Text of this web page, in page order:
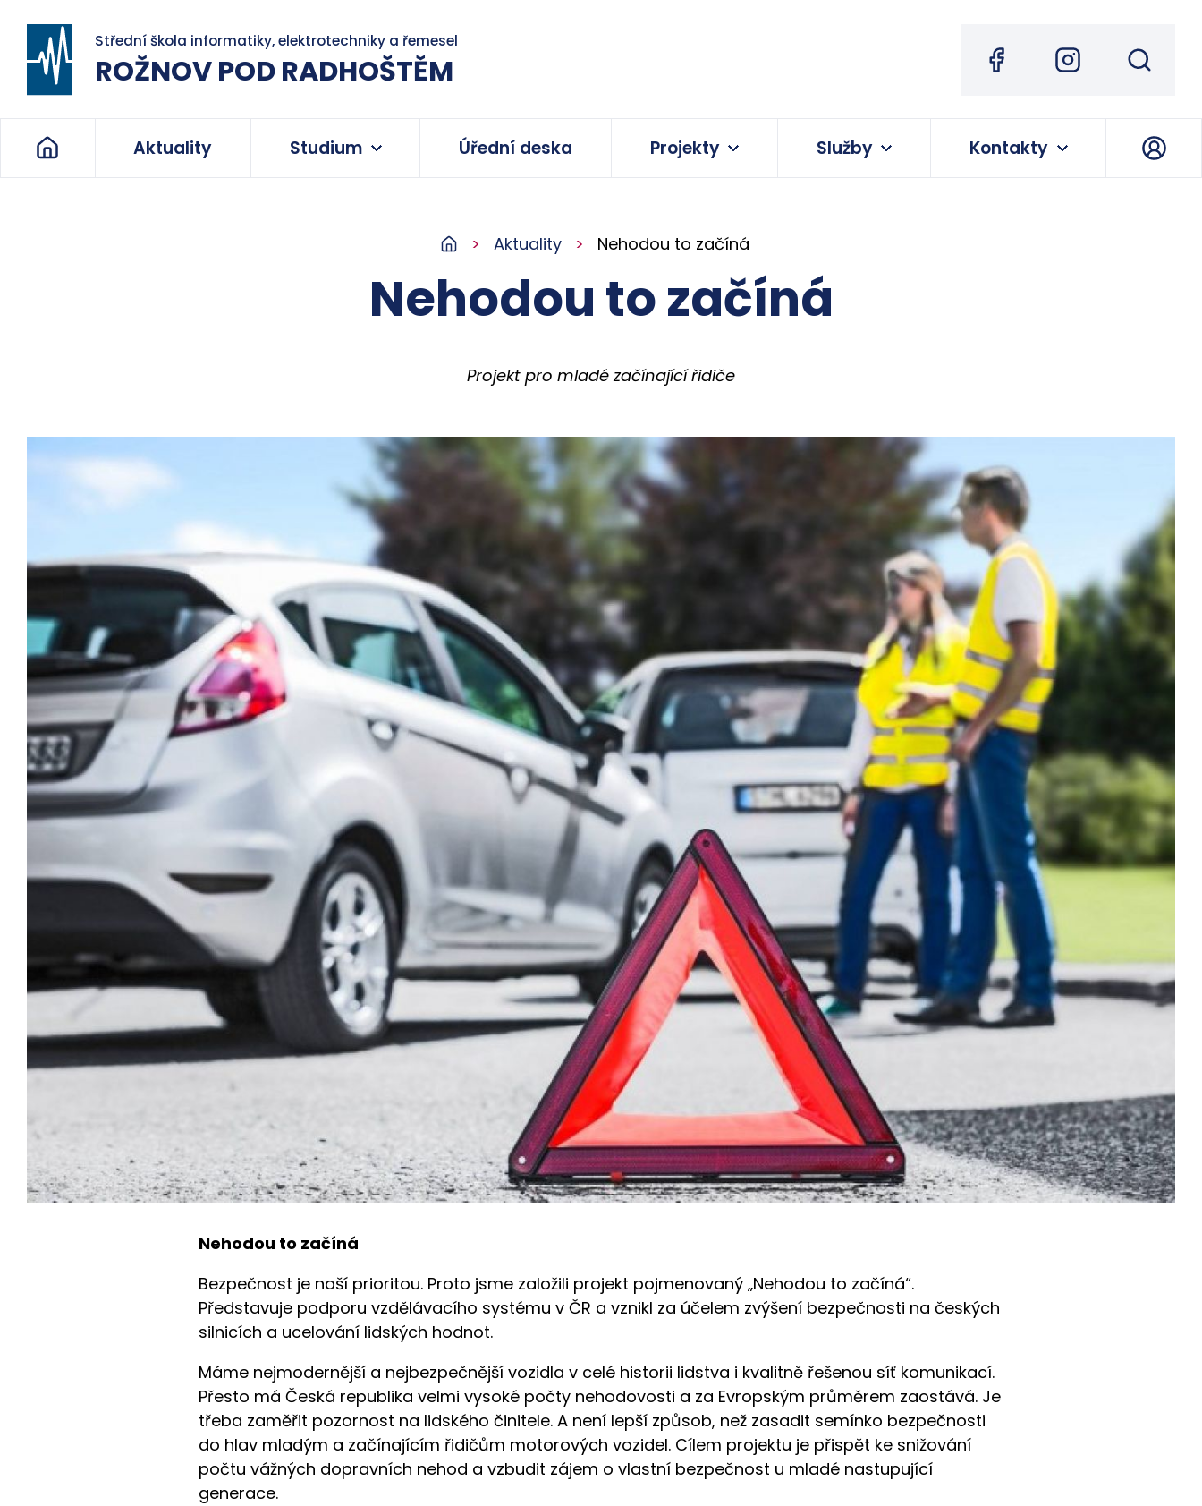
Střední škola informatiky, elektrotechniky a řemesel
ROŽNOV POD RADHOŠTĚM
Aktuality Studium Úřední deska Projekty Služby Kontakty
Aktuality Nehodou to začíná
Nehodou to začíná
Projekt pro mladé začínající řidiče
Nehodou to začíná
Bezpečnost je naší prioritou. Proto jsme založili projekt pojmenovaný „Nehodou to začíná“.
Představuje podporu vzdělávacího systému v ČR a vznikl za účelem zvýšení bezpečnosti na českých
silnicích a ucelování lidských hodnot.
Máme nejmodernější a nejbezpečnější vozidla v celé historii lidstva i kvalitně řešenou síť komunikací.
Přesto má Česká republika velmi vysoké počty nehodovosti a za Evropským průměrem zaostává. Je
třeba zaměřit pozornost na lidského činitele. A není lepší způsob, než zasadit semínko bezpečnosti
do hlav mladým a začínajícím řidičům motorových vozidel. Cílem projektu je přispět ke snižování
počtu vážných dopravních nehod a vzbudit zájem o vlastní bezpečnost u mladé nastupující
generace.